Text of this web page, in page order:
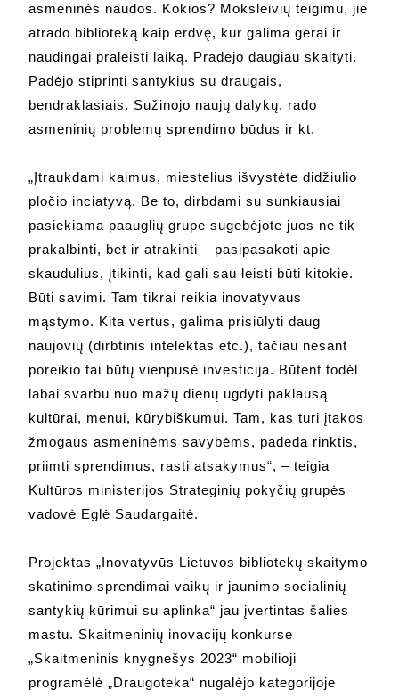
asmeninės naudos. Kokios? Moksleivių teigimu, jie
atrado biblioteką kaip erdvę, kur galima gerai ir
naudingai praleisti laiką. Pradėjo daugiau skaityti.
Padėjo stiprinti santykius su draugais,
bendraklasiais. Sužinojo naujų dalykų, rado
asmeninių problemų sprendimo būdus ir kt.
„Įtraukdami kaimus, miestelius išvystėte didžiulio
pločio inciatyvą. Be to, dirbdami su sunkiausiai
pasiekiama paauglių grupe sugebėjote juos ne tik
prakalbinti, bet ir atrakinti – pasipasakoti apie
skaudulius, įtikinti, kad gali sau leisti būti kitokie.
Būti savimi. Tam tikrai reikia inovatyvaus
mąstymo. Kita vertus, galima prisiūlyti daug
naujovių (dirbtinis intelektas etc.), tačiau nesant
poreikio tai būtų vienpusė investicija. Būtent todėl
labai svarbu nuo mažų dienų ugdyti paklausą
kultūrai, menui, kūrybiškumui. Tam, kas turi įtakos
žmogaus asmeninėms savybėms, padeda rinktis,
priimti sprendimus, rasti atsakymus“, – teigia
Kultūros ministerijos Strateginių pokyčių grupės
vadovė Eglė Saudargaitė.
Projektas „Inovatyvūs Lietuvos bibliotekų skaitymo
skatinimo sprendimai vaikų ir jaunimo socialinių
santykių kūrimui su aplinka“ jau įvertintas šalies
mastu. Skaitmeninių inovacijų konkurse
„Skaitmeninis knygnešys 2023“ mobilioji
programėlė „Draugoteka“ nugalėjo kategorijoje